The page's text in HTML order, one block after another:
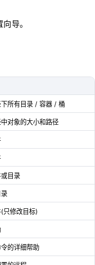
导。
所有目录 / 容器 / 桶
对象的大小和路径
目录
只修改目标)
的详细帮助